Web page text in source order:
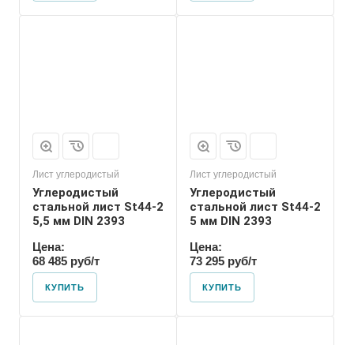
Лист углеродистый
Углеродистый
стальной лист St44-2
5,5 мм DIN 2393
Цена:
68 485 руб/т
КУПИТЬ
Лист углеродистый
Углеродистый
стальной лист St44-2
5 мм DIN 2393
Цена:
73 295 руб/т
КУПИТЬ